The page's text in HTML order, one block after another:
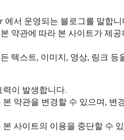
서 운영되는 블로그를 말합니
약관에 따라 본 사이트가 제
텍스트, 이미지, 영상, 링크 등
이 발생합니다.
약관을 변경할 수 있으며, 변
사이트의 이용을 중단할 수